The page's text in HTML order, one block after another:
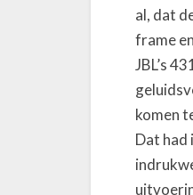
al, dat
frame
JBL’s
komen
Dat had